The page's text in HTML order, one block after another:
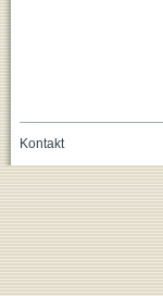
Kontakt